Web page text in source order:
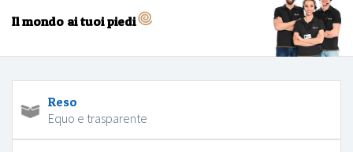
Il mondo ai tuoi piedi
Reso
Equo e trasparente